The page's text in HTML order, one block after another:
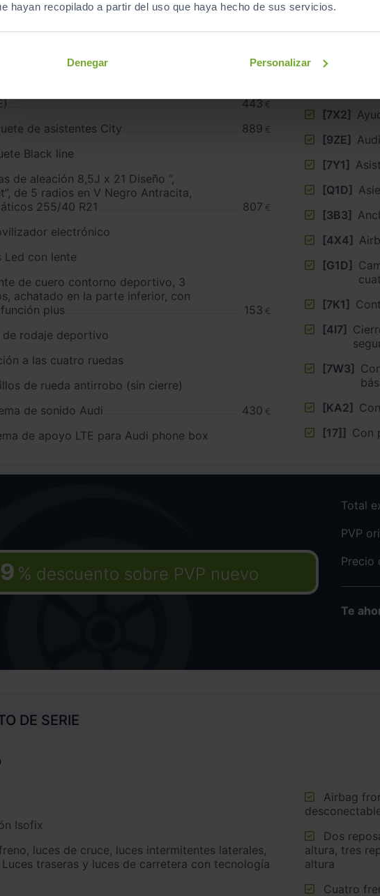
hayan recopilado a partir del uso que haya hecho de sus servicios.
Denegar Personalizar
EXTRA
de protección de peatones ampliadas
443 €
de asistentes City 889 €
Black line
de aleación 8,5J x 21 Diseño ”,
255/40 R21
807 €
electrónico
Led con lente
de cuero contorno deportivo, 3
achatado en la parte inferior, con
plus
153 €
de rodaje deportivo
a las cuatro ruedas
de rueda antirrobo (sin cierre)
de sonido Audi 430 €
de apoyo LTE para Audi phone box
[4E7]
[7X2]
[9ZE]
[7Y1]
[Q1D]
[3B3]
[4X4]
[G1D]
[7K1]
[4I7] Cierre
[7W3]
[KA2]
[17]] Con
% descuento sobre PVP nuevo
Total
PVP
Precio
Te
DE SERIE
Isofix
traseras y luces de carretera con tecnología
altura, tres
altura